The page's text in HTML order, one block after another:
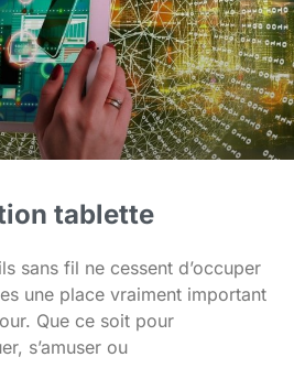
tablette
sans fil ne cessent d’occuper
une place vraiment important
Que ce soit pour
s’amuser ou